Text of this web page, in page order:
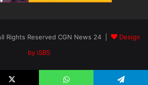
Rights Reserved CGN News 24 |
Design
by iSBS